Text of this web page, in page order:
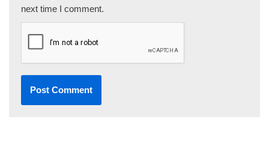
next time I comment.